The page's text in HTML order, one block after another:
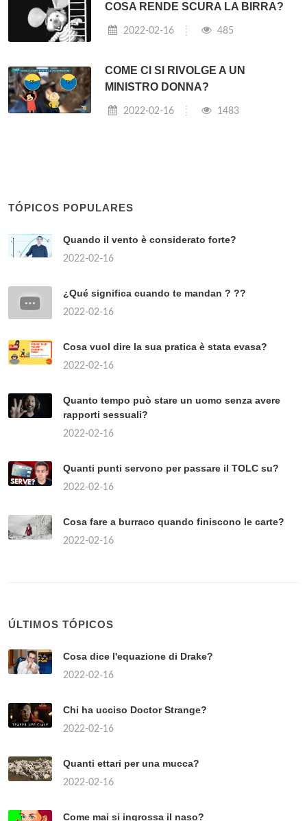
COSA RENDE SCURA LA BIRRA?
2022-02-16 485
COME CI SI RIVOLGE A UN
MINISTRO DONNA?
2022-02-16 1483
TÓPICOS POPULARES
Quando il vento è considerato forte?
2022-02-16
¿Qué significa cuando te mandan ? ??
2022-02-16
Cosa vuol dire la sua pratica è stata evasa?
2022-02-16
Quanto tempo può stare un uomo senza avere
rapporti sessuali?
2022-02-16
Quanti punti servono per passare il TOLC su?
2022-02-16
Cosa fare a burraco quando finiscono le carte?
2022-02-16
ÚLTIMOS TÓPICOS
Cosa dice l'equazione di Drake?
2022-02-16
Chi ha ucciso Doctor Strange?
2022-02-16
Quanti ettari per una mucca?
2022-02-16
Come mai si ingrossa il naso?